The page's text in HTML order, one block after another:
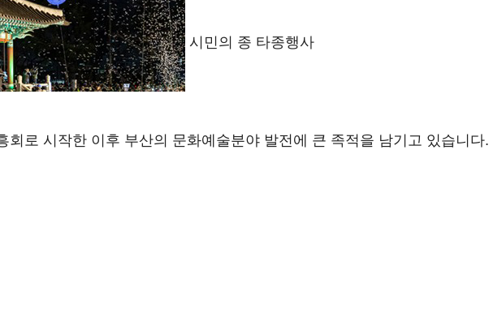
시민의 종 타종행사
회로 시작한 이후 부산의 문화예술분야 발전에 큰 족적을 남기고 있습니다.